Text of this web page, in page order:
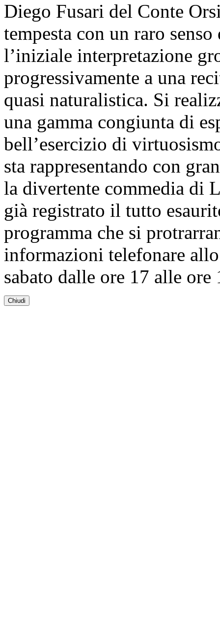
Diego Fusari del Conte
tempesta con un raro
l’iniziale interpretazione
progressivamente a una
quasi naturalistica. Si
una gamma congiunta di
bell’esercizio di
sta rappresentando con
la divertente commedia di
già registrato il tutto
programma che si
informazioni telefonare
sabato dalle ore 17 alle ore
Chiudi